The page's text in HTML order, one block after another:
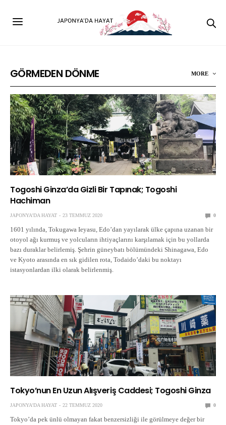
GÖRMEDEN DÖNME MORE
Togoshi Ginza’da Gizli Bir Tapınak; Togoshi
Hachiman
JAPONYA'DA HAYAT 23 TEMMUZ 2020 0
1601 yılında, Tokugawa Ieyasu, Edo’dan yayılarak ülke çapına uzanan bir
otoyol ağı kurmuş ve yolcuların ihtiyaçlarını karşılamak için bu yollarda
bazı duraklar belirlemiş. Şehrin güneybatı bölümündeki Shinagawa, Edo
ve Kyoto arasında en sık gidilen rota, Todaido’daki bu noktayı
istasyonlardan ilki olarak belirlenmiş.
Tokyo’nun En Uzun Alışveriş Caddesi; Togoshi Ginza
JAPONYA'DA HAYAT 22 TEMMUZ 2020 0
Tokyo’da pek ünlü olmayan fakat benzersizliği ile görülmeye değer bir